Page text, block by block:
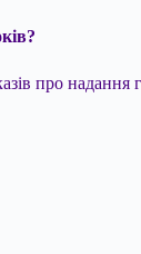
про надання